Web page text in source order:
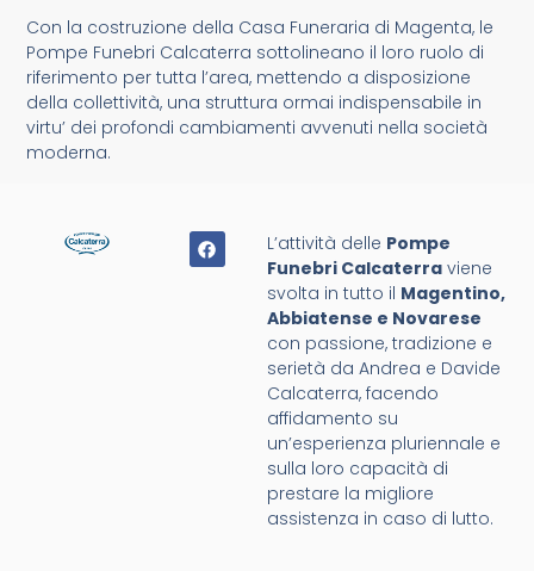
Con la costruzione della Casa Funeraria di Magenta, le
Pompe Funebri Calcaterra sottolineano il loro ruolo di
riferimento per tutta l’area, mettendo a disposizione
della collettività, una struttura ormai indispensabile in
virtu’ dei profondi cambiamenti avvenuti nella società
moderna.
L’attività delle Pompe
Funebri Calcaterra viene
svolta in tutto il Magentino,
Abbiatense e Novarese
con passione, tradizione e
serietà da Andrea e Davide
Calcaterra, facendo
affidamento su
un’esperienza pluriennale e
sulla loro capacità di
prestare la migliore
assistenza in caso di lutto.